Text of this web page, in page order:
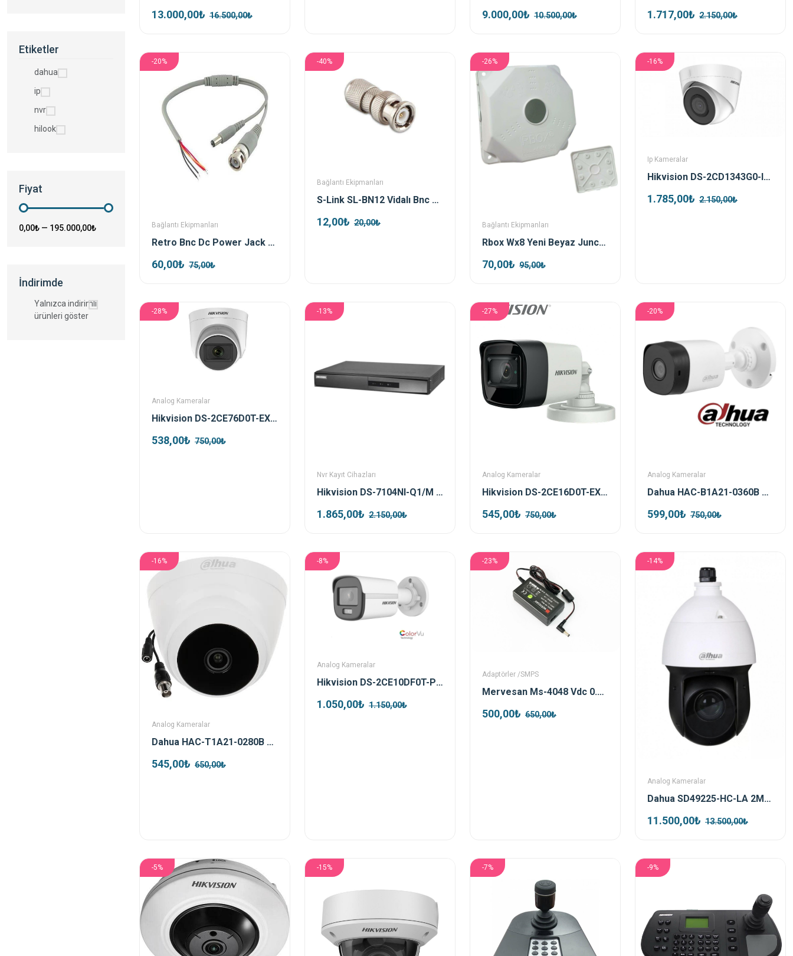
Etiketler
dahua
ip
nvr
hilook
Fiyat
0,00₺ — 195.000,00₺
İndirimde
Yalnızca indirimli
ürünleri göster
13.000,00₺ 16.500,00₺ 9.000,00₺ 10.500,00₺ 1.717,00₺ 2.150,00₺
-20%
Bağlantı Ekipmanları
Retro Bnc Dc Power Jack Kablolu
60,00₺ 75,00₺
-40%
Bağlantı Ekipmanları
S-Link SL-BN12 Vidalı Bnc Konnektör
12,00₺ 20,00₺
-26%
Bağlantı Ekipmanları
Rbox Wx8 Yeni Beyaz Junction Outdoor Box + Taban Dahil
70,00₺ 95,00₺
-16%
Ip Kameralar
Hikvision DS-2CD1343G0-IUF 4mp 2.8mm Ip Kamera
1.785,00₺ 2.150,00₺
-28%
Analog Kameralar
Hikvision DS-2CE76D0T-EXIPF TVI 2mp 2.8mm Ir Dome Kamera
538,00₺ 750,00₺
-13%
Nvr Kayıt Cihazları
Hikvision DS-7104NI-Q1/M 4 Kanal Nvr Kayıt Cihazı
1.865,00₺ 2.150,00₺
-27%
Analog Kameralar
Hikvision DS-2CE16D0T-EXIPF TVI 2mp 2.8mm Bullet Kamera
545,00₺ 750,00₺
-20%
Analog Kameralar
Dahua HAC-B1A21-0360B 2mp HDCVI Bullet Kamera
599,00₺ 750,00₺
-16%
Analog Kameralar
Dahua HAC-T1A21-0280B 2mp HDCVI Dome Kamera
545,00₺ 650,00₺
-8%
Analog Kameralar
Hikvision DS-2CE10DF0T-PF TVI 2mp 3.6mm Colorvu Bullet Kamera
1.050,00₺ 1.150,00₺
-23%
Adaptörler /SMPS
Mervesan Ms-4048 Vdc 0.83a 40w Smps Adaptör
500,00₺ 650,00₺
-14%
Analog Kameralar
Dahua SD49225-HC-LA 2MP Starlight PTZ HDCVI Kamera
11.500,00₺ 13.500,00₺
-5% -15% -7% -9%